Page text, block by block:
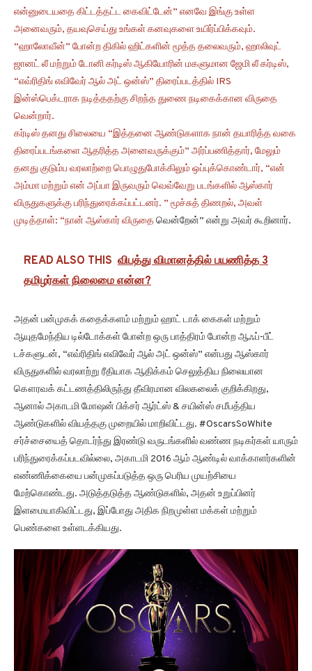
என்னுடையதை கிட்டத்தட்ட கைவிட்டேன்” எனவே இங்கு உள்ள
அனைவரும், தயவுசெய்து உங்கள் கனவுகளை உயிர்ப்பிக்கவும்.
“ஹாலோவீன்” போன்ற திகில் ஹிட்களின் மூத்த தலைவரும், ஹாலிவுட்
ஜானட் லீ மற்றும் டோனி கர்டிஸ் ஆகியோரின் மகளுமான ஜேமி லீ கர்டிஸ்,
“எவ்ரிதிங் எவிவேர் ஆல் அட் ஒன்ஸ்” திரைப்படத்தில் IRS
இன்ஸ்பெக்டராக நடித்ததற்கு சிறந்த துணை நடிகைக்கான விருதை
வென்றார்.
கர்டிஸ் தனது சிலையை “இத்தனை ஆண்டுகளாக நான் தயாரித்த வகை
திரைப்படங்களை ஆதரித்த அனைவருக்கும்” அர்ப்பணித்தார், மேலும்
தனது குடும்ப வரலாற்றை பொழுதுபோக்கிலும் ஒப்புக்கொண்டார், “என்
அம்மா மற்றும் என் அப்பா இருவரும் வெவ்வேறு படங்களில் ஆஸ்கார்
விருதுகளுக்கு பரிந்துரைக்கப்பட்டனர். ” மூச்சுத் திணறல், அவள்
முடித்தாள்: “நான் ஆஸ்கார் விருதை வென்றேன்” என்று அவர் கூறினார்.
READ ALSO THIS விபத்து விமானத்தில் பயணித்த 3
தமிழர்கள் நிலைமை என்ன?
அதன் பன்முகக் கதைக்களம் மற்றும் ஹாட் டாக் கைகள் மற்றும்
ஆயுதமேந்திய டில்டோக்கள் போன்ற ஒரு பாத்திரம் போன்ற ஆஃப்-பீட்
டச்களுடன், “எவ்ரிதிங் எவிவேர் ஆல் அட் ஒன்ஸ்” என்பது ஆஸ்கார்
விருதுகளில் வரலாற்று ரீதியாக ஆதிக்கம் செலுத்திய நிலையான
கௌரவக் கட்டணத்திலிருந்து தீவிரமான விலகலைக் குறிக்கிறது,
ஆனால் அகாடமி மோஷன் பிக்சர் ஆர்ட்ஸ் & சயின்ஸ் சமீபத்திய
ஆண்டுகளில் வியத்தகு முறையில் மாறிவிட்டது. #OscarsSoWhite
சர்ச்சையைத் தொடர்ந்து இரண்டு வருடங்களில் வண்ண நடிகர்கள் யாரும்
பரிந்துரைக்கப்படவில்லை, அகாடமி 2016 ஆம் ஆண்டில் வாக்காளர்களின்
எண்ணிக்கையை பன்முகப்படுத்த ஒரு பெரிய முயற்சியை
மேற்கொண்டது. அடுத்தடுத்த ஆண்டுகளில், அதன் உறுப்பினர்
இளமையாகிவிட்டது, இப்போது அதிக நிறமுள்ள மக்கள் மற்றும்
பெண்களை உள்ளடக்கியது.